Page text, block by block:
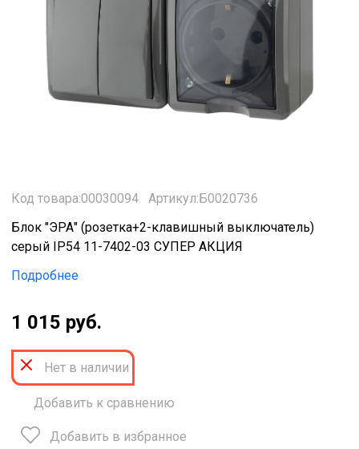
Код товара:00030094
Артикул:Б0020736
Блок "ЭРА" (розетка+2-клавишный выключатель)
серый IP54 11-7402-03 СУПЕР АКЦИЯ
Подробнее
1 015 руб.
Нет в наличии
Добавить к сравнению
Добавить в избранное